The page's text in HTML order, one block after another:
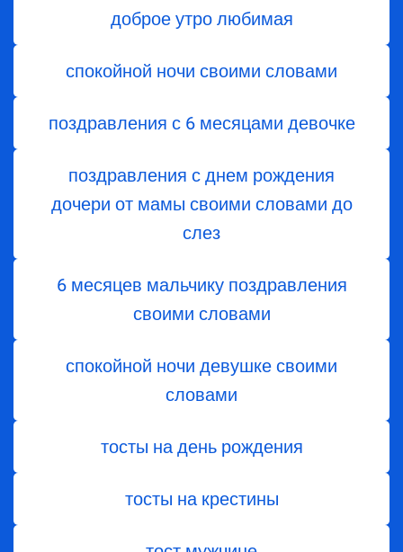
доброе утро любимая
спокойной ночи своими словами
поздравления с 6 месяцами девочке
поздравления с днем ​​рождения
дочери от мамы своими словами до
слез
6 месяцев мальчику поздравления
своими словами
спокойной ночи девушке своими
словами
тосты на день рождения
тосты на крестины